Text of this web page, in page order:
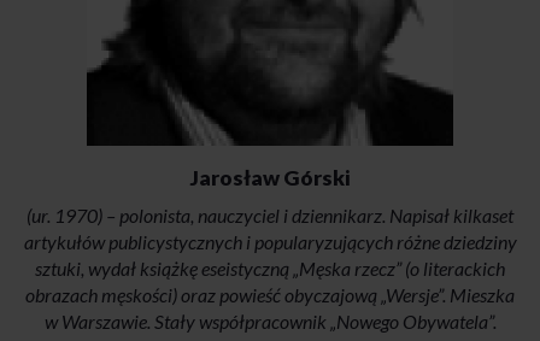
Jarosław Górski
(ur. 1970) – polonista, nauczyciel i dziennikarz. Napisał kilkaset
artykułów publicystycznych i popularyzujących różne dziedziny
sztuki, wydał książkę eseistyczną „Męska rzecz” (o literackich
obrazach męskości) oraz powieść obyczajową „Wersje”. Mieszka
w Warszawie. Stały współpracownik „Nowego Obywatela”.